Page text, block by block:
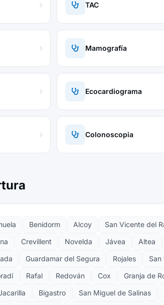
TAC
Mamografía
Ecocardiograma
Colonoscopia
Benidorm Alcoy San Vicente del
Crevillent Novelda Jávea Altea
Guardamar del Segura Rojales San
Rafal Redován Cox Granja de
Bigastro San Miguel de Salinas